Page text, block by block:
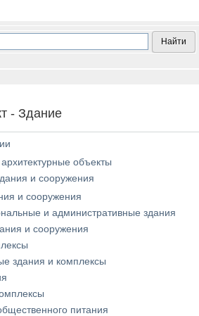
- Здание
объекты
и сооружения
и сооружения
и административные здания
и сооружения
здания и комплексы
питания